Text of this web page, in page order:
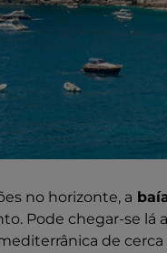
no horizonte, a
Pode chegar-se lá
de